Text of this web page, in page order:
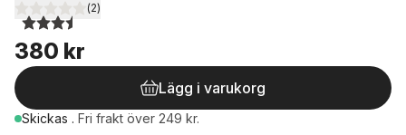
3,5utav 5 stjärnor. Totalt antal röster:
(2)
380 kr
Lägg i varukorg
Skickas . Fri frakt över 249 kr.